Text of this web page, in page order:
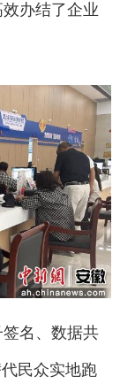
办结了企业
名、数据共
民众实地跑